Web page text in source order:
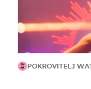
POKROVITELJ